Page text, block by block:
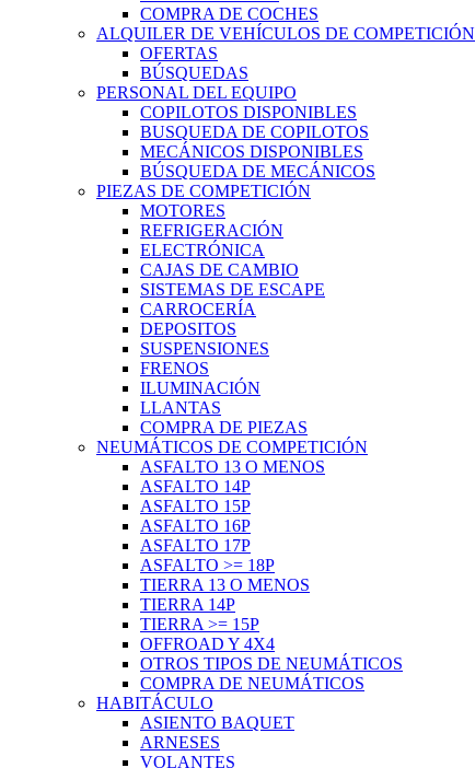
COMPRA DE COCHES
ALQUILER DE VEHÍCULOS DE COMPETICIÓN
OFERTAS
BÚSQUEDAS
PERSONAL DEL EQUIPO
COPILOTOS DISPONIBLES
BUSQUEDA DE COPILOTOS
MECÁNICOS DISPONIBLES
BÚSQUEDA DE MECÁNICOS
PIEZAS DE COMPETICIÓN
MOTORES
REFRIGERACIÓN
ELECTRÓNICA
CAJAS DE CAMBIO
SISTEMAS DE ESCAPE
CARROCERÍA
DEPOSITOS
SUSPENSIONES
FRENOS
ILUMINACIÓN
LLANTAS
COMPRA DE PIEZAS
NEUMÁTICOS DE COMPETICIÓN
ASFALTO 13 O MENOS
ASFALTO 14P
ASFALTO 15P
ASFALTO 16P
ASFALTO 17P
ASFALTO >= 18P
TIERRA 13 O MENOS
TIERRA 14P
TIERRA >= 15P
OFFROAD Y 4X4
OTROS TIPOS DE NEUMÁTICOS
COMPRA DE NEUMÁTICOS
HABITÁCULO
ASIENTO BAQUET
ARNESES
VOLANTES